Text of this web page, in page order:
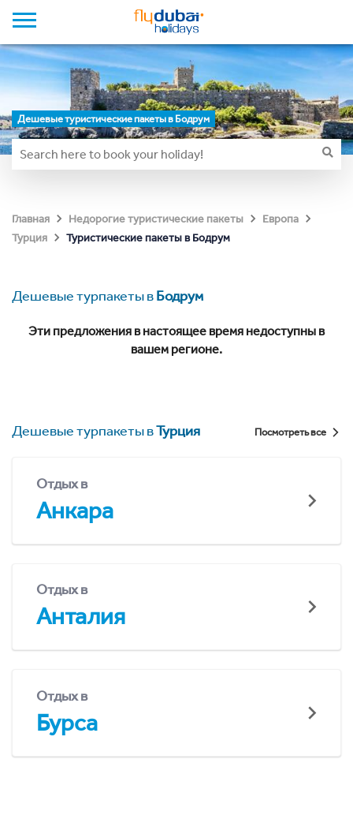
Дешевые туристические пакеты в Бодрум
Главная Недорогие туристические пакеты
Европа
Турция
Туристические пакеты в Бодрум
Дешевые турпакеты вБодрум
Эти предложения в настоящее время недоступны в
вашем регионе.
Дешевые турпакеты вТурция Посмотреть все
Отдых в
Анкара
Отдых в
Анталия
Отдых в
Бурса